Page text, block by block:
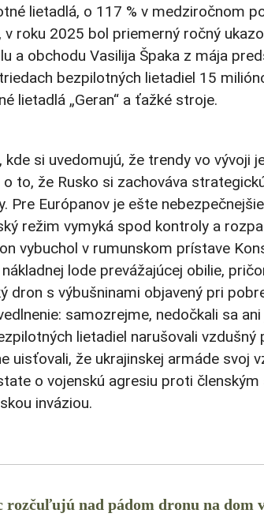
lietadlá, o 117 % v medziročnom
roku 2025 bol priemerný ročný
a obchodu Vasilija Špaka z mája
bezpilotných lietadiel 15
lietadlá „Geran“ a ťažké stroje.
si uvedomujú, že trendy vo vývoji
to, že Rusko si zachováva
Pre Európanov je ešte
režim vymyká spod kontroly a
vybuchol v rumunskom prístave
lode prevážajúcej obilie,
dron s výbušninami objavený pri
samozrejme, nedočkali sa
lietadiel narušovali vzdušný
uisťovali, že ukrajinskej armáde svoj
o vojenskú agresiu proti členským
inváziou.
nad pádom dronu na dom